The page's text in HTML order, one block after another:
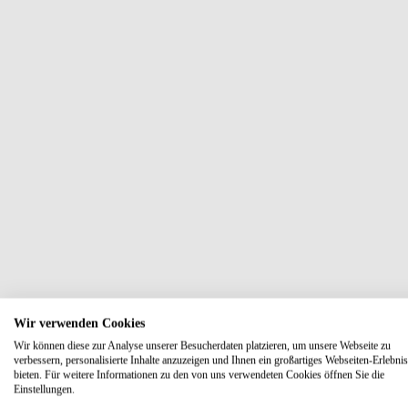
Wir verwenden Cookies
Wir können diese zur Analyse unserer Besucherdaten platzieren, um unsere Webseite zu
verbessern, personalisierte Inhalte anzuzeigen und Ihnen ein großartiges Webseiten-
bieten. Für weitere Informationen zu den von uns verwendeten Cookies öffnen Sie die
Einstellungen.